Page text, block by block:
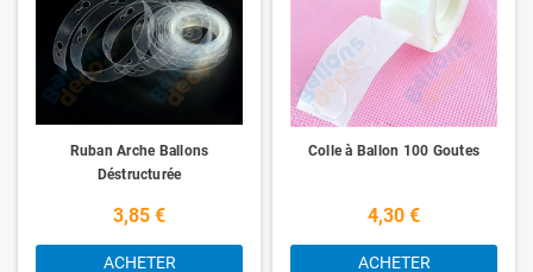
Ruban Arche Ballons
Déstructurée
3,85 €
ACHETER
Colle à Ballon 100 Goutes
4,30 €
ACHETER